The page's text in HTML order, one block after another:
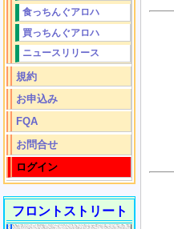
食っちんぐアロハ
買っちんぐアロハ
ニュースリリース
規約
お申込み
FQA
お問合せ
ログイン
フロントストリート